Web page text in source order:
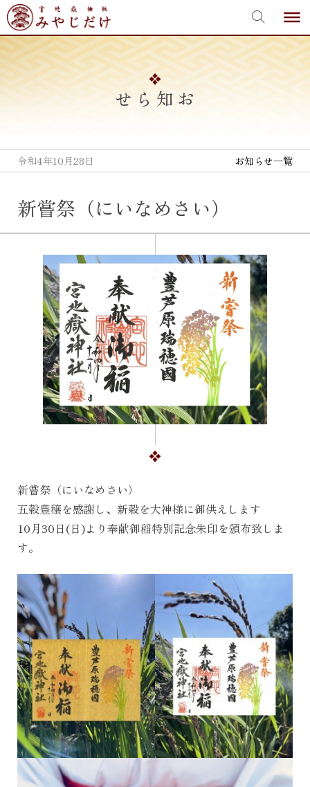
Skip
to
content
お知らせ
令和4年10月28日 お知らせ一覧
新嘗祭（にいなめさい）
新嘗祭（にいなめさい）
五穀豊穣を感謝し、新穀を大神様に御供えします
10月30日(日)より奉献御稲特別記念朱印を頒布致しま
す。